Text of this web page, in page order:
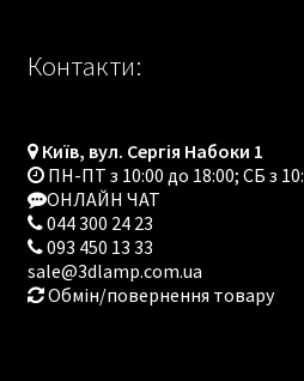
Контакти:
Київ, вул. Сергія Набоки 1
ПН-ПТ з 10:00 до 18:00; СБ з
ОНЛАЙН ЧАТ
044 300 24 23
093 450 13 33
sale@3dlamp.com.ua
Обмін/повернення товару